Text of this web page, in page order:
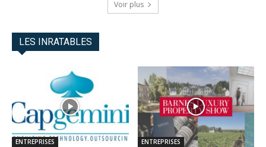
Voir plus
LES INRATABLES
ENTREPRISES ENTREPRISES